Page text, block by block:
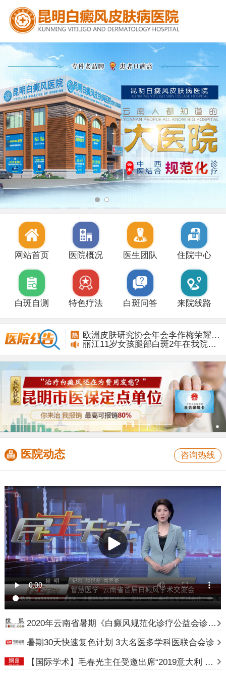
网站首页 医院概况 医生团队 住院中心
白斑自测 特色疗法 白斑问答 来院线路
丽江11岁女孩腿部白斑2年在我院康复
欧洲皮肤研究协会年会李作梅荣耀而归
丽江11岁女孩腿部白斑2年在我院康复
欧洲皮肤研究协会年会李作梅荣耀而归
咨询热线
医院动态
2020年云南省暑期《白癜风规范化诊疗公益会诊》计划
暑期30天快速复色计划 3大名医多学科医联合会诊
【国际学术】毛春光主任受邀出席“2019意大利 24 届世界皮肤科大